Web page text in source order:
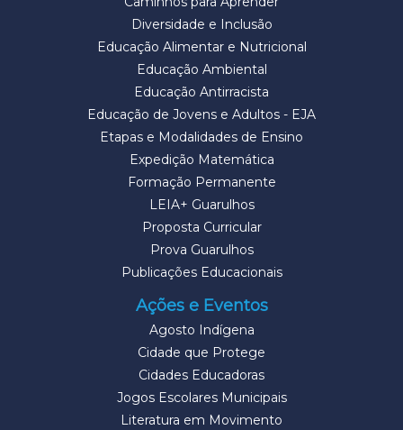
Diversidade e Inclusão
Educação Alimentar e Nutricional
Educação Ambiental
Educação Antirracista
Educação de Jovens e Adultos - EJA
Etapas e Modalidades de Ensino
Expedição Matemática
Formação Permanente
LEIA+ Guarulhos
Proposta Curricular
Prova Guarulhos
Publicações Educacionais
Ações e Eventos
Agosto Indígena
Cidade que Protege
Cidades Educadoras
Jogos Escolares Municipais
Literatura em Movimento